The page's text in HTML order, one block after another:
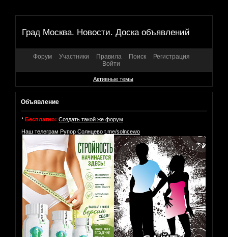
Град Москва. Новости. Доска объявлений
Форум Участники Правила Поиск
Регистрация
Войти
Активные темы
Объявление
* Бесплатно: Создать такой же форум
Наш телеграм Рупор Солнцево t.me/solncewo